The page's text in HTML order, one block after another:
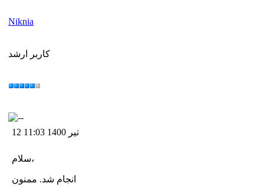
Niknia
کاربر ارشد
12 تیر 1400 11:03
سلام،
انجام شد. ممنون